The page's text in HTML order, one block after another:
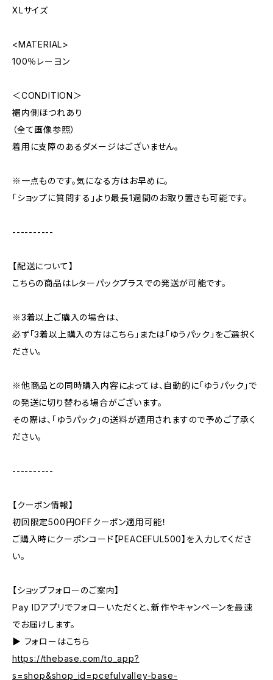
XLサイズ
<MATERIAL>
100％レーヨン
＜CONDITION＞
裾内側ほつれあり
（全て画像参照）
着用に支障のあるダメージはございません。
※一点ものです。気になる方はお早めに。
「ショップに質問する」より最長1週間のお取り置きも可能です。
----------
【配送について】
こちらの商品はレターパックプラスでの発送が可能です。
※3着以上ご購入の場合は、
必ず「3着以上購入の方はこちら」または「ゆうパック」をご選択く
ださい。
※他商品との同時購入内容によっては、自動的に「ゆうパック」で
の発送に切り替わる場合がございます。
その際は、「ゆうパック」の送料が適用されますので予めご了承く
ださい。
----------
【クーポン情報】
初回限定500円OFFクーポン適用可能！
ご購入時にクーポンコード【PEACEFUL500】を入力してくださ
い。
【ショップフォローのご案内】
Pay IDアプリでフォローいただくと、新作やキャンペーンを最速
でお届けします。
▶︎ フォローはこちら
https://thebase.com/to_app?
s=shop&shop_id=pcefulvalley-base-